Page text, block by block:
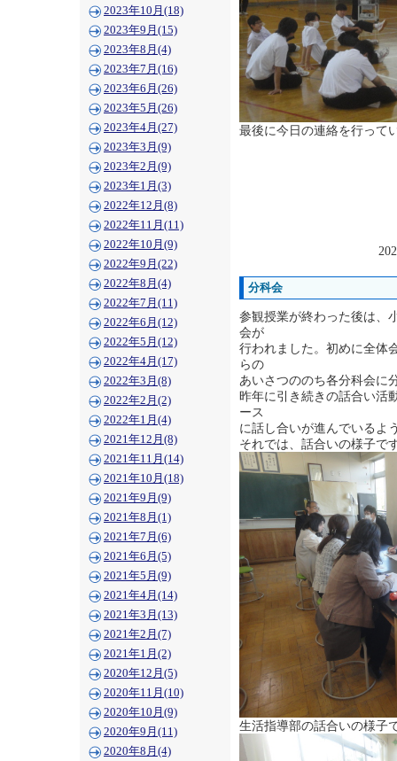
2023年10月(18)
2023年9月(15)
2023年8月(4)
2023年7月(16)
2023年6月(26)
2023年5月(26)
2023年4月(27)
2023年3月(9)
2023年2月(9)
2023年1月(3)
2022年12月(8)
2022年11月(11)
2022年10月(9)
2022年9月(22)
2022年8月(4)
2022年7月(11)
2022年6月(12)
2022年5月(12)
2022年4月(17)
2022年3月(8)
2022年2月(2)
2022年1月(4)
2021年12月(8)
2021年11月(14)
2021年10月(18)
2021年9月(9)
2021年8月(1)
2021年7月(6)
2021年6月(5)
2021年5月(9)
2021年4月(14)
2021年3月(13)
2021年2月(7)
2021年1月(2)
2020年12月(5)
2020年11月(10)
2020年10月(9)
2020年9月(11)
2020年8月(4)
最後に今日の連絡を行って
分科会
参観授業が終わった後は、
会が
行われました。初めに全体
らの
あいさつののち各分科会に
昨年に引き続きの話合い活
ース
に話し合いが進んでいるよ
それでは、話合いの様子で
生活指導部の話合いの様子